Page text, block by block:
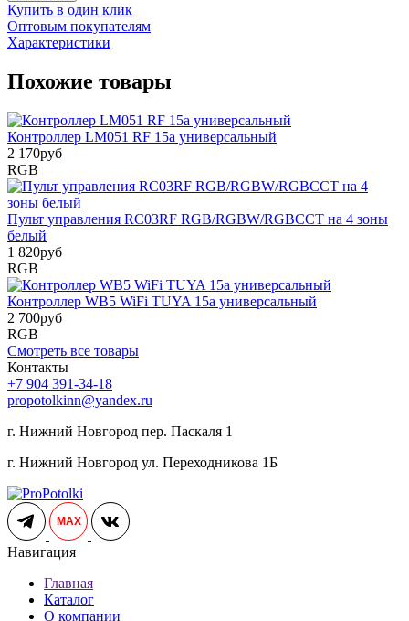
Купить в один клик
Оптовым покупателям
Характеристики
Похожие товары
Контроллер LM051 RF 15а универсальный
2 170руб
RGB
Пульт управления RC03RF RGB/RGBW/RGBCCT на 4 зоны
белый
1 820руб
RGB
Контроллер WB5 WiFi TUYA 15а универсальный
2 700руб
RGB
Смотреть все товары
Контакты
+7 904 391-34-18
propotolkinn@yandex.ru
г. Нижний Новгород пер. Паскаля 1
г. Нижний Новгород ул. Переходникова 1Б
MAX
Навигация
Главная
Каталог
О компании